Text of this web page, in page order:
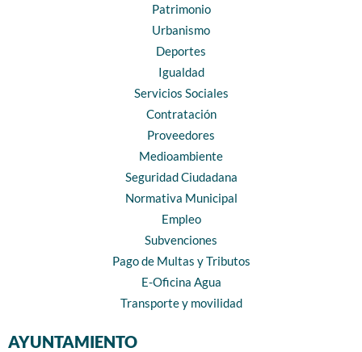
Patrimonio
Urbanismo
Deportes
Igualdad
Servicios Sociales
Contratación
Proveedores
Medioambiente
Seguridad Ciudadana
Normativa Municipal
Empleo
Subvenciones
Pago de Multas y Tributos
E-Oficina Agua
Transporte y movilidad
AYUNTAMIENTO